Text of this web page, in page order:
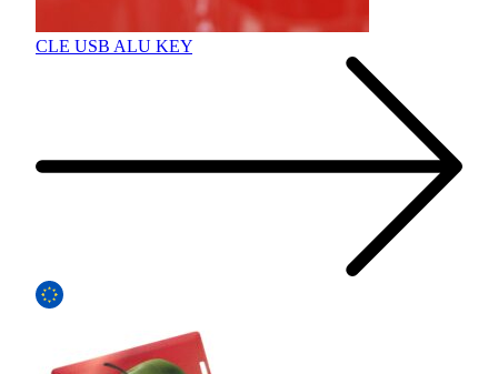
CLE USB ALU KEY